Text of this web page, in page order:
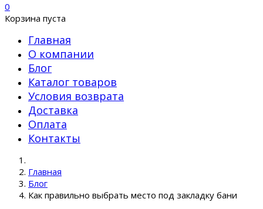
0
Корзина пуста
Главная
О компании
Блог
Каталог товаров
Условия возврата
Доставка
Оплата
Контакты
Главная
Блог
Как правильно выбрать место под закладку бани